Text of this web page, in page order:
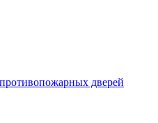
дверей